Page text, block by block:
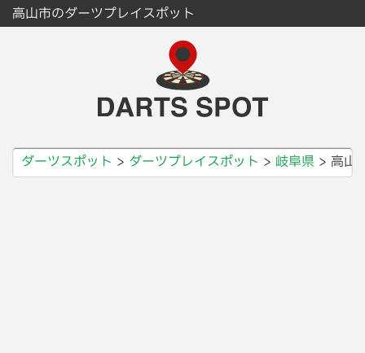
高山市のダーツプレイスポット
ダーツスポット ダーツプレイスポット 岐阜県 高山